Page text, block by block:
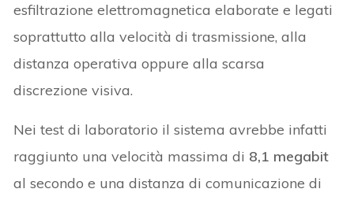
esfiltrazione elettromagnetica elaborate e legati
soprattutto alla velocità di trasmissione, alla
distanza operativa oppure alla scarsa
discrezione visiva.
Nei test di laboratorio il sistema avrebbe infatti
raggiunto una velocità massima di 8,1 megabit
al secondo e una distanza di comunicazione di